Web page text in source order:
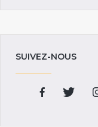
SUIVEZ-NOUS